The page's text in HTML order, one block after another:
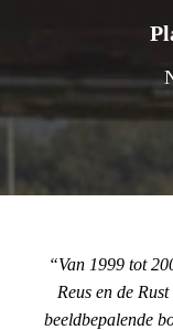
Van 1999 tot
Reus en de
beeldbepalende